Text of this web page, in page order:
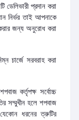
ডেলিভারী প্রদান করা
নির্ভর তাই আপনাকে
করার জন্য অনুরোধ করা
চার্জে সরবরাহ করা
কর্তৃপক্ষ সর্বোচ্চ
সম্মুখীন হলে শপবাজ
ধরনের ত্রুটির